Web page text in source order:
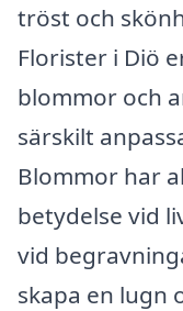
tröst och
Florister i Diö
blommor och
särskilt
Blommor har
betydelse vid
vid
skapa en lugn